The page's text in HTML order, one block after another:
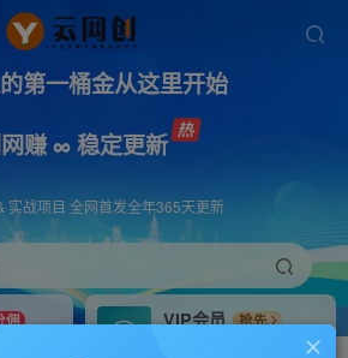
第一桶金从这里开始
赚 ∞ 稳定更新
实战项目 全网首发全年365天更新
佣
VIP会员
抢先